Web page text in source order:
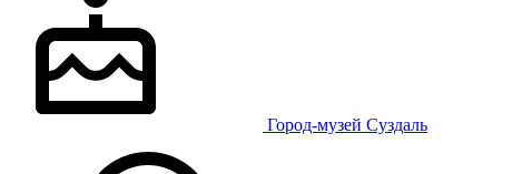
Город-музей Суздаль